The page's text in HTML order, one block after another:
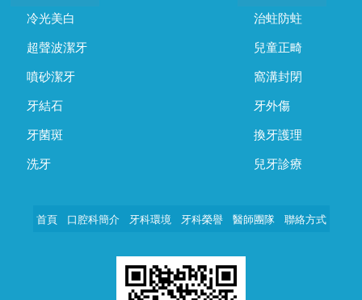
冷光美白
超聲波潔牙
噴砂潔牙
牙結石
牙菌斑
洗牙
治蛀防蛀
兒童正畸
窩溝封閉
牙外傷
換牙護理
兒牙診療
首頁 口腔科簡介 牙科環境 牙科榮譽 醫師團隊 聯絡方式